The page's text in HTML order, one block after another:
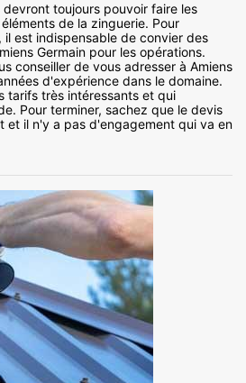
toujours pouvoir faire les
de la zinguerie. Pour
est indispensable de convier des
Germain pour les opérations.
conseiller de vous adresser à Amiens
d'expérience dans le domaine.
tarifs très intéressants et qui
Pour terminer, sachez que le devis
et il n'y a pas d'engagement qui va en